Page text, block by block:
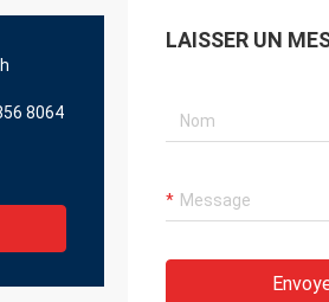
8064
LAISSER UN